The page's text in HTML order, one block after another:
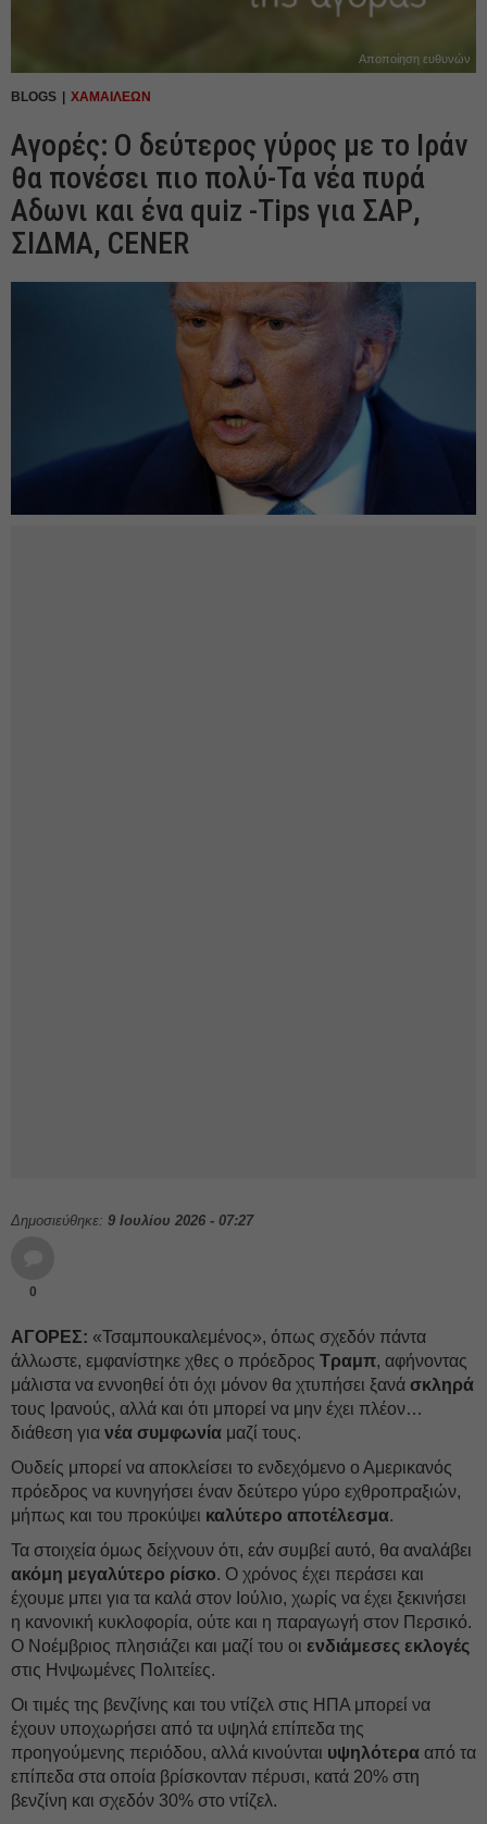
Αποποίηση ευθυνών
BLOGS ΧΑΜΑΙΛΕΩΝ
Αγορές: Ο δεύτερος γύρος με το Ιράν
θα πονέσει πιο πολύ-Τα νέα πυρά
Αδωνι και ένα quiz -Tips για ΣΑΡ,
ΣΙΔΜΑ, CENER
Δημοσιεύθηκε: 9 Ιουλίου 2026 - 07:27
0
ΑΓΟΡΕΣ: «Τσαμπουκαλεμένος», όπως σχεδόν πάντα
άλλωστε, εμφανίστηκε χθες ο πρόεδρος Τραμπ, αφήνοντας
μάλιστα να εννοηθεί ότι όχι μόνον θα χτυπήσει ξανά σκληρά
τους Ιρανούς, αλλά και ότι μπορεί να μην έχει πλέον…
διάθεση για νέα συμφωνία μαζί τους.
Ουδείς μπορεί να αποκλείσει το ενδεχόμενο ο Αμερικανός
πρόεδρος να κυνηγήσει έναν δεύτερο γύρο εχθροπραξιών,
μήπως και του προκύψει καλύτερο αποτέλεσμα.
Τα στοιχεία όμως δείχνουν ότι, εάν συμβεί αυτό, θα αναλάβει
ακόμη μεγαλύτερο ρίσκο. Ο χρόνος έχει περάσει και
έχουμε μπει για τα καλά στον Ιούλιο, χωρίς να έχει ξεκινήσει
η κανονική κυκλοφορία, ούτε και η παραγωγή στον Περσικό.
Ο Νοέμβριος πλησιάζει και μαζί του οι ενδιάμεσες εκλογές
στις Ηνψωμένες Πολιτείες.
Οι τιμές της βενζίνης και του ντίζελ στις ΗΠΑ μπορεί να
έχουν υποχωρήσει από τα υψηλά επίπεδα της
προηγούμενης περιόδου, αλλά κινούνται υψηλότερα από τα
επίπεδα στα οποία βρίσκονταν πέρυσι, κατά 20% στη
βενζίνη και σχεδόν 30% στο ντίζελ.